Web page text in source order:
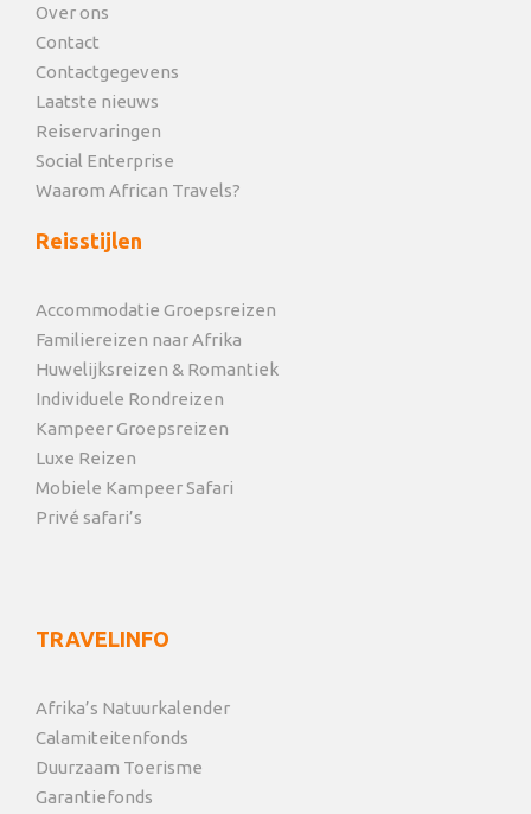
Over ons
Contact
Contactgegevens
Laatste nieuws
Reiservaringen
Social Enterprise
Waarom African Travels?
Reisstijlen
Accommodatie Groepsreizen
Familiereizen naar Afrika
Huwelijksreizen & Romantiek
Individuele Rondreizen
Kampeer Groepsreizen
Luxe Reizen
Mobiele Kampeer Safari
Privé safari’s
TRAVELINFO
Afrika’s Natuurkalender
Calamiteitenfonds
Duurzaam Toerisme
Garantiefonds